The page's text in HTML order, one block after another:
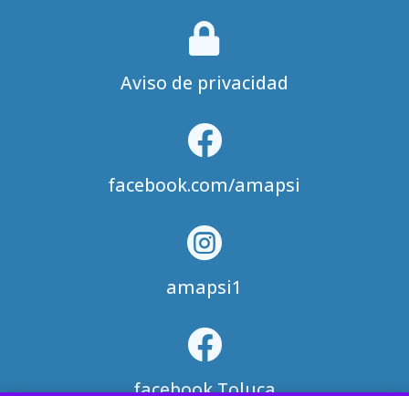

Aviso de privacidad

facebook.com/amapsi

amapsi1

facebook Toluca